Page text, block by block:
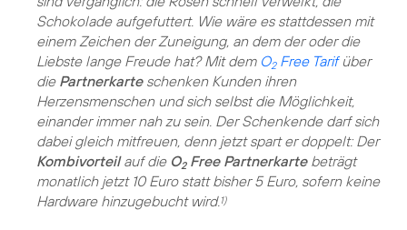
Schokolade aufgefuttert. Wie wäre es stattdessen mit
einem Zeichen der Zuneigung, an dem der oder die
Liebste lange Freude hat? Mit dem O2Free Tarifüber
die Partnerkarteschenken Kunden ihren
Herzensmenschen und sich selbst die Möglichkeit,
einander immer nah zu sein. Der Schenkende darf sich
dabei gleich mitfreuen, denn jetzt spart er doppelt: Der
Kombivorteilauf dieO2Free Partnerkartebeträgt
monatlich jetzt 10 Euro statt bisher 5 Euro, sofern keine
Hardware hinzugebucht wird. 1)